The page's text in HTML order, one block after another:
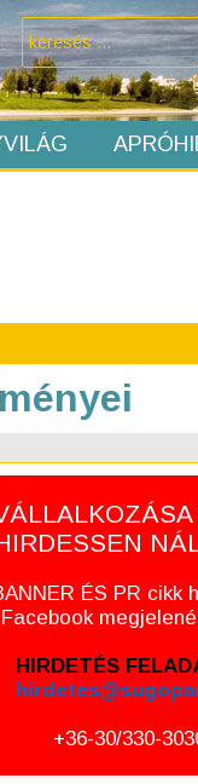
ÉS PR cikk
Facebook
HIRDETÉS
+36-30/330-